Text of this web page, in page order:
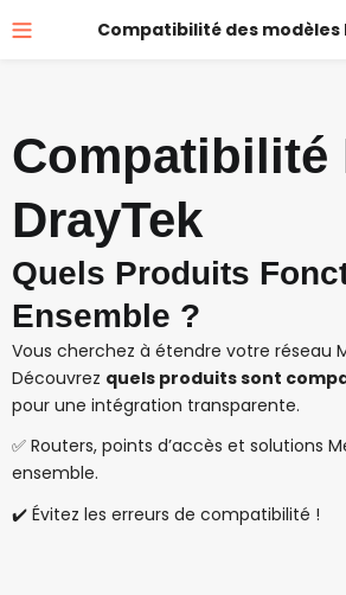
Compatibilité des modèles
Compatibilité
DrayTek
Quels Produits
Ensemble ?
Vous cherchez à étendre votre réseau
Découvrez quels produits sont
pour une intégration transparente.
✅ Routers, points d’accès et solutions
ensemble.
✔️ Évitez les erreurs de compatibilité !